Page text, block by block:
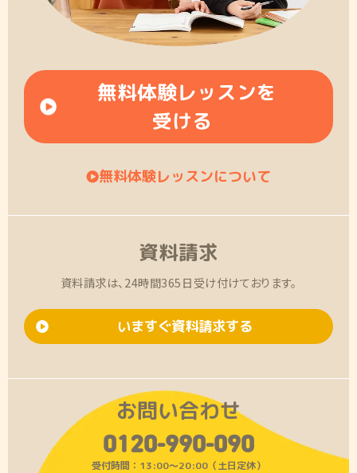
無料体験レッスンを
受ける
無料体験レッスンについて
資料請求
資料請求は、24時間365日受け付けております。
いますぐ資料請求する
お問い合わせ
0120-990-090
受付時間：13:00〜20:00（土日定休）